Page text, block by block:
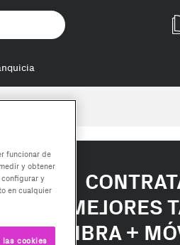
MEJORES
FIBRA +
funcionar de
y obtener
y
en cualquier
cookies